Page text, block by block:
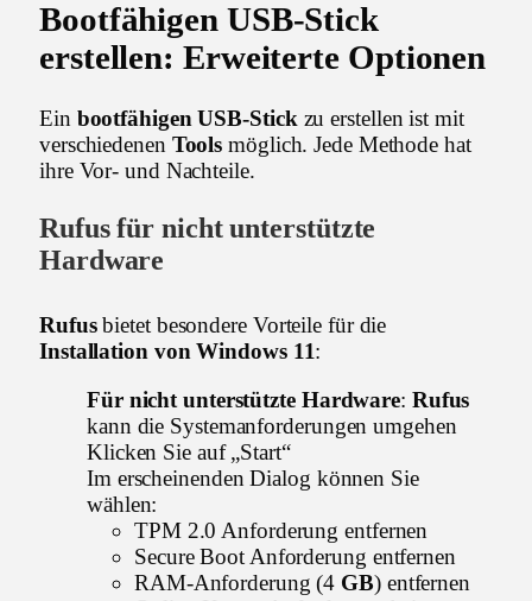
Bootfähigen USB-Stick
erstellen: Erweiterte Optionen
Ein bootfähigen USB-Stick zu erstellen ist mit
verschiedenen Tools möglich. Jede Methode hat
ihre Vor- und Nachteile.
Rufusfür nicht unterstützte
Hardware
Rufusbietet besondere Vorteile für die
Installation von Windows 11:
Für nicht unterstützte Hardware: Rufus
kann die Systemanforderungen umgehen
Klicken Sie auf „Start“
Im erscheinenden Dialog können Sie
wählen:
TPM 2.0 Anforderung entfernen
Secure Boot Anforderung entfernen
RAM-Anforderung (4 GB) entfernen